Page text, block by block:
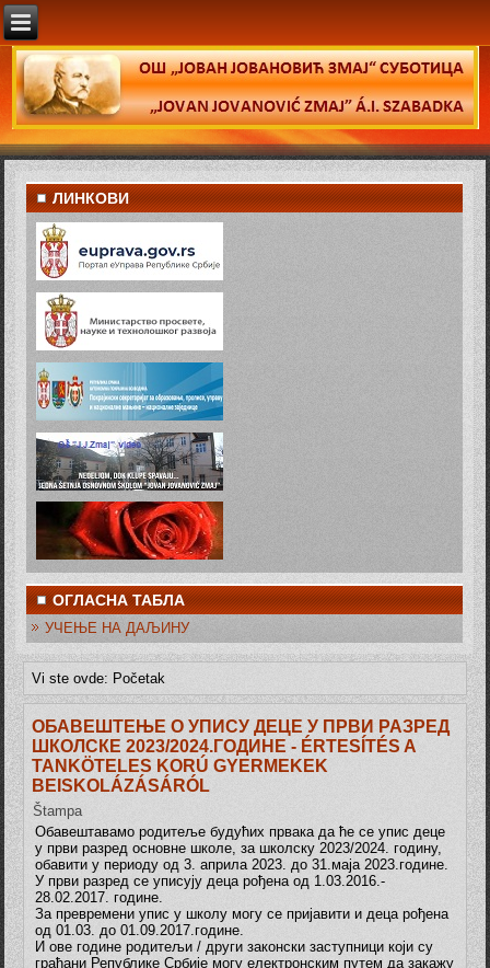
ЛИНКОВИ
ОГЛАСНА ТАБЛА
УЧЕЊЕ НА ДАЉИНУ
Vi ste ovde: Početak
ОБАВЕШТЕЊЕ О УПИСУ ДЕЦЕ У ПРВИ РАЗРЕД
ШКОЛСКЕ 2023/2024.ГОДИНЕ - ÉRTESÍTÉS A
TANKÖTELES KORÚ GYERMEKEK
BEISKOLÁZÁSÁRÓL
Štampa
Обавештавамо родитеље будућих првака да ће се упис деце
у први разред основне школе, за школску 2023/2024. годину,
обавити у периоду од 3. априла 2023. до 31.маја 2023.године.
У први разред се уписују деца рођена од 1.03.2016.-
28.02.2017. године.
За превремени упис у школу могу се пријавити и деца рођена
од 01.03. до 01.09.2017.године.
И ове године родитељи / други законски заступници који су
грађани Републике Србије могу електронским путем да закажу